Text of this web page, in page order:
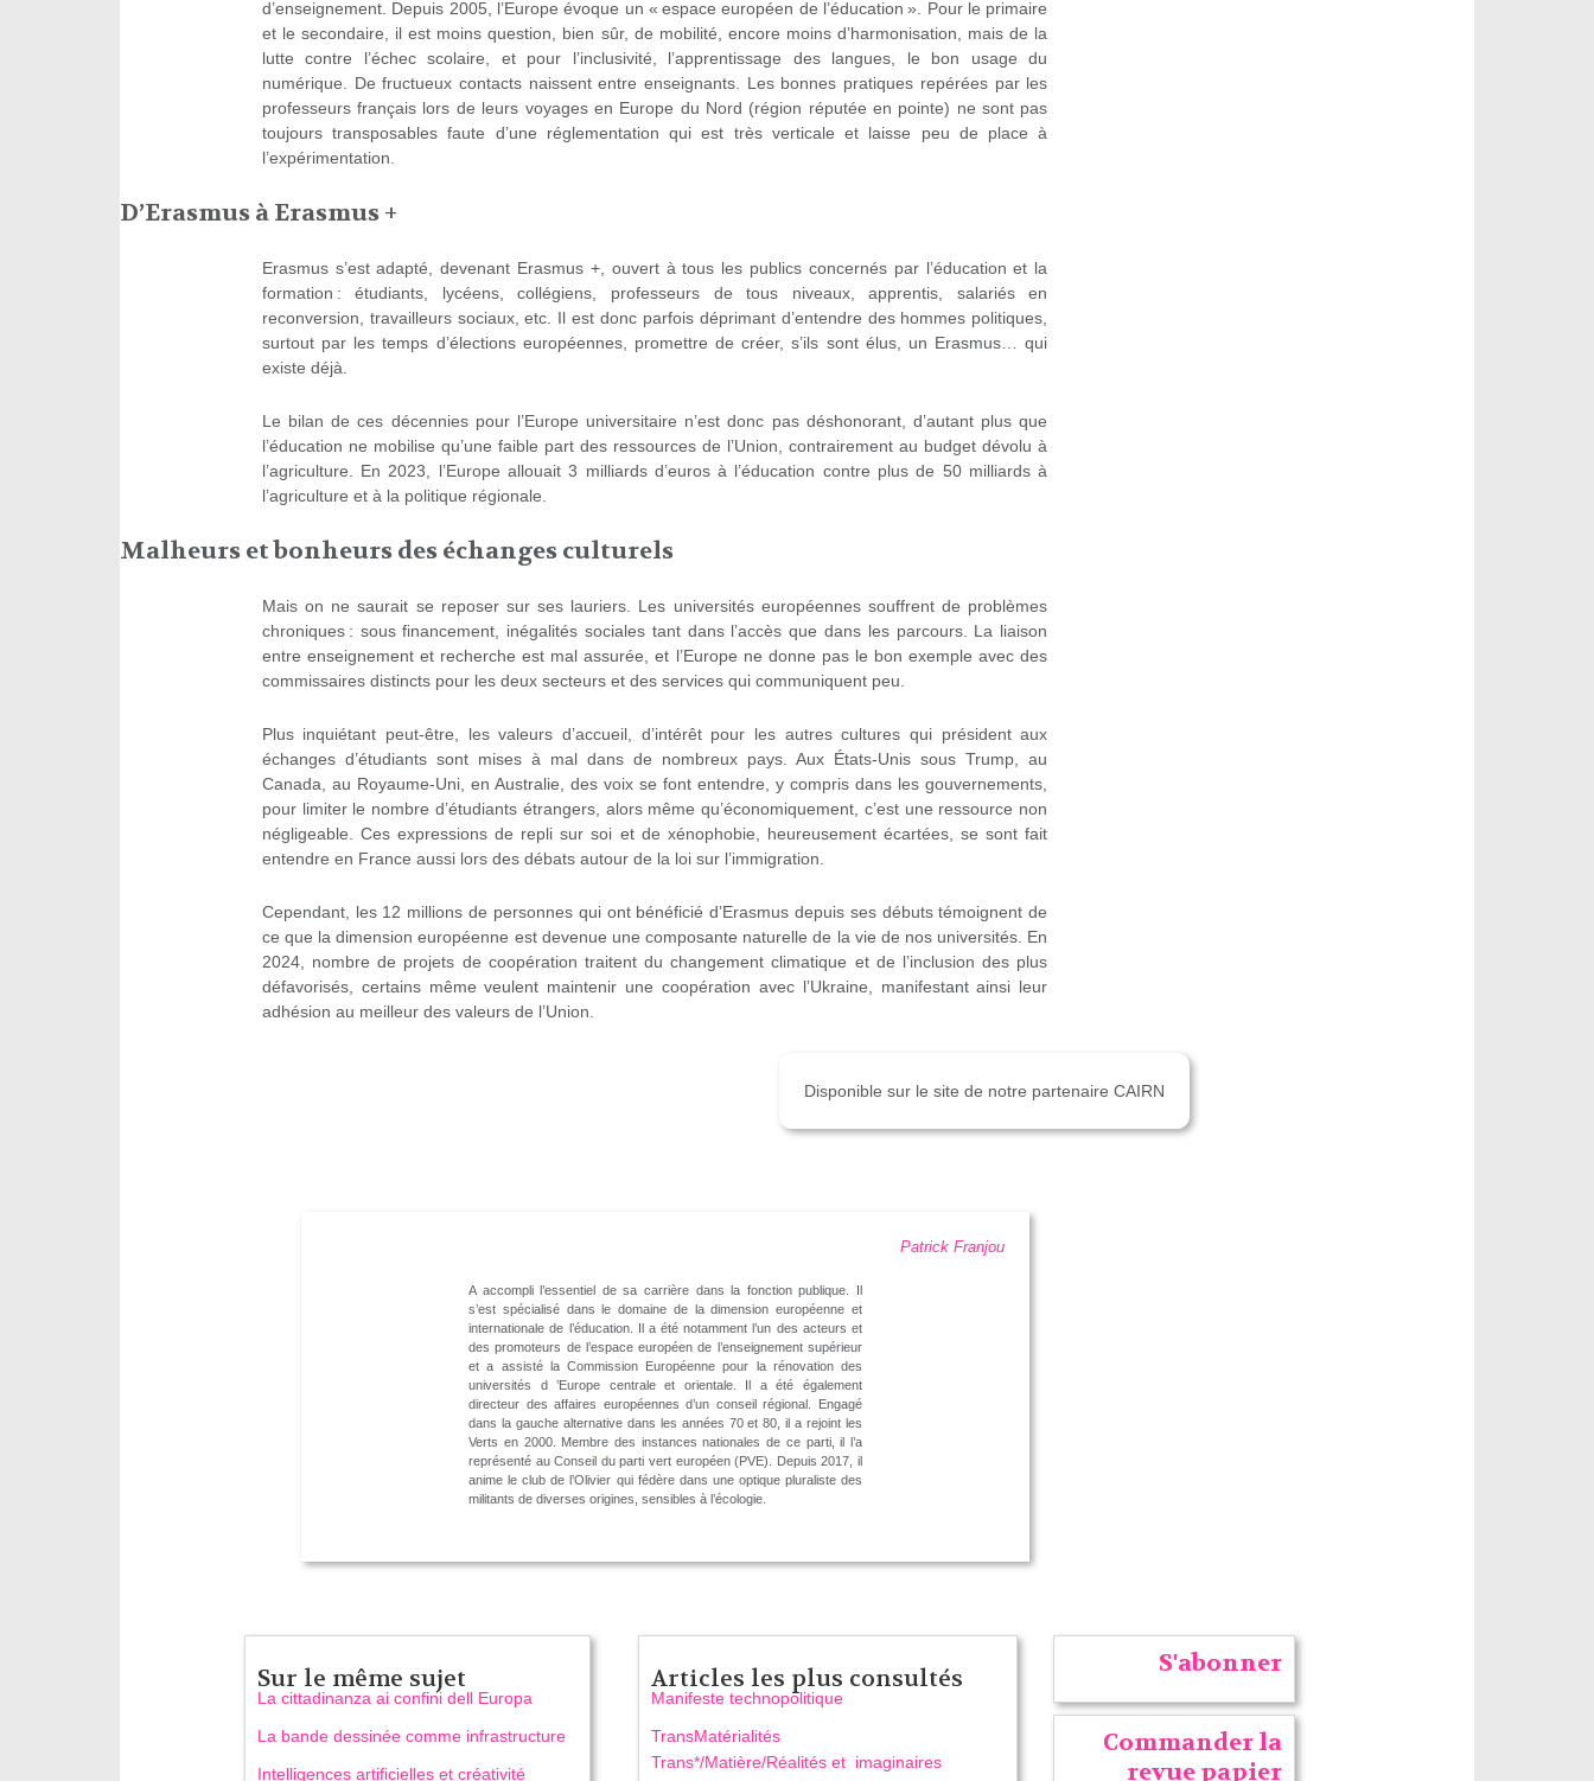
d’enseignement. Depuis 2005, l’Europe évoque un « espace européen de l’éducation ». Pour le primaire
et le secondaire, il est moins question, bien sûr, de mobilité, encore moins d’harmonisation, mais de la
lutte contre l’échec scolaire, et pour l’inclusivité, l’apprentissage des langues, le bon usage du
numérique. De fructueux contacts naissent entre enseignants. Les bonnes pratiques repérées par les
professeurs français lors de leurs voyages en Europe du Nord (région réputée en pointe) ne sont pas
toujours transposables faute d’une réglementation qui est très verticale et laisse peu de place à
l’expérimentation.
D’Erasmus à Erasmus +
Erasmus s’est adapté, devenant Erasmus +, ouvert à tous les publics concernés par l’éducation et la
formation : étudiants, lycéens, collégiens, professeurs de tous niveaux, apprentis, salariés en
reconversion, travailleurs sociaux, etc. Il est donc parfois déprimant d’entendre des hommes politiques,
surtout par les temps d’élections européennes, promettre de créer, s’ils sont élus, un Erasmus… qui
existe déjà.
Le bilan de ces décennies pour l’Europe universitaire n’est donc pas déshonorant, d’autant plus que
l’éducation ne mobilise qu’une faible part des ressources de l’Union, contrairement au budget dévolu à
l’agriculture. En 2023, l’Europe allouait 3 milliards d’euros à l’éducation contre plus de 50 milliards à
l’agriculture et à la politique régionale.
Malheurs et bonheurs des échanges culturels
Mais on ne saurait se reposer sur ses lauriers. Les universités européennes souffrent de problèmes
chroniques : sous financement, inégalités sociales tant dans l’accès que dans les parcours. La liaison
entre enseignement et recherche est mal assurée, et l’Europe ne donne pas le bon exemple avec des
commissaires distincts pour les deux secteurs et des services qui communiquent peu.
Plus inquiétant peut-être, les valeurs d’accueil, d’intérêt pour les autres cultures qui président aux
échanges d’étudiants sont mises à mal dans de nombreux pays. Aux États-Unis sous Trump, au
Canada, au Royaume-Uni, en Australie, des voix se font entendre, y compris dans les gouvernements,
pour limiter le nombre d’étudiants étrangers, alors même qu’économiquement, c’est une ressource non
négligeable. Ces expressions de repli sur soi et de xénophobie, heureusement écartées, se sont fait
entendre en France aussi lors des débats autour de la loi sur l’immigration.
Cependant, les 12 millions de personnes qui ont bénéficié d’Erasmus depuis ses débuts témoignent de
ce que la dimension européenne est devenue une composante naturelle de la vie de nos universités. En
2024, nombre de projets de coopération traitent du changement climatique et de l’inclusion des plus
défavorisés, certains même veulent maintenir une coopération avec l’Ukraine, manifestant ainsi leur
adhésion au meilleur des valeurs de l’Union.
Disponible sur le site de notre partenaire CAIRN
Patrick Franjou
A accompli l’essentiel de sa carrière dans la fonction publique. Il
s’est spécialisé dans le domaine de la dimension européenne et
internationale de l’éducation. Il a été notamment l’un des acteurs et
des promoteurs de l’espace européen de l’enseignement supérieur
et a assisté la Commission Européenne pour la rénovation des
universités d ’Europe centrale et orientale. Il a été également
directeur des affaires européennes d’un conseil régional. Engagé
dans la gauche alternative dans les années 70 et 80, il a rejoint les
Verts en 2000. Membre des instances nationales de ce parti, il l’a
représenté au Conseil du parti vert européen (PVE). Depuis 2017, il
anime le club de l’Olivier qui fédère dans une optique pluraliste des
militants de diverses origines, sensibles à l’écologie.
Sur le même sujet
La cittadinanza ai confini dell Europa
La bande dessinée comme infrastructure
Intelligences artificielles et créativité
Articles les plus consultés
Manifeste technopolitique
TransMatérialités
Trans*/Matière/Réalités et imaginaires
S'abonner
Commander la
revue papier